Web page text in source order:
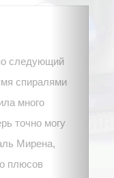
следующий
спиралями
много
точно могу
Мирена,
плюсов